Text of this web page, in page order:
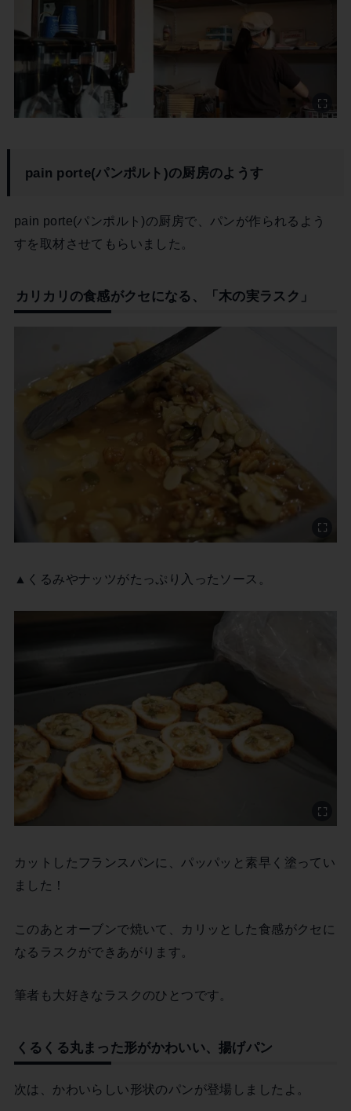
pain porte(パンポルト)の厨房のようす
pain porte(パンポルト)の厨房で、パンが作られるよう
すを取材させてもらいました。
カリカリの食感がクセになる、「木の実ラスク」
▲くるみやナッツがたっぷり入ったソース。
カットしたフランスパンに、パッパッと素早く塗ってい
ました！
このあとオーブンで焼いて、カリッとした食感がクセに
なるラスクができあがります。
筆者も大好きなラスクのひとつです。
くるくる丸まった形がかわいい、揚げパン
次は、かわいらしい形状のパンが登場しましたよ。